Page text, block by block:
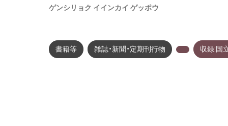
ゲンシリョク イインカイ ゲッポウ
書籍等 雑誌・新聞・定期刊行物 収録:国